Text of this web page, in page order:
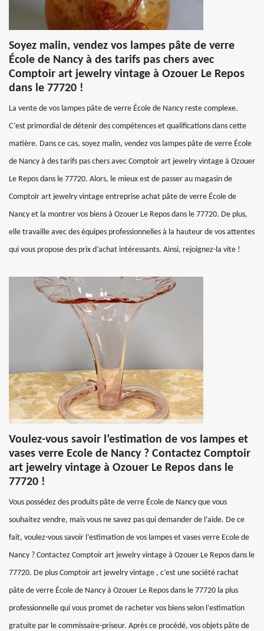
Soyez malin, vendez vos lampes pâte de verre
École de Nancy à des tarifs pas chers avec
Comptoir art jewelry vintage à Ozouer Le Repos
dans le 77720 !
La vente de vos lampes pâte de verre École de Nancy reste complexe.
C’est primordial de détenir des compétences et qualifications dans cette
matière. Dans ce cas, soyez malin, vendez vos lampes pâte de verre École
de Nancy à des tarifs pas chers avec Comptoir art jewelry vintage à Ozouer
Le Repos dans le 77720. Alors, le mieux est de passer au magasin de
Comptoir art jewelry vintage entreprise achat pâte de verre École de
Nancy et la montrer vos biens à Ozouer Le Repos dans le 77720. De plus,
elle travaille avec des équipes professionnelles à la hauteur de vos attentes
qui vous propose des prix d’achat intéressants. Ainsi, rejoignez-la vite !
Voulez-vous savoir l’estimation de vos lampes et
vases verre Ecole de Nancy ? Contactez Comptoir
art jewelry vintage à Ozouer Le Repos dans le
77720 !
Vous possédez des produits pâte de verre École de Nancy que vous
souhaitez vendre, mais vous ne savez pas qui demander de l’aide. De ce
fait, voulez-vous savoir l’estimation de vos lampes et vases verre Ecole de
Nancy ? Contactez Comptoir art jewelry vintage à Ozouer Le Repos dans le
77720. De plus Comptoir art jewelry vintage , c’est une société rachat
pâte de verre École de Nancy à Ozouer Le Repos dans le 77720 la plus
professionnelle qui vous promet de racheter vos biens selon l’estimation
gratuite par le commissaire-priseur. Après ce procédé, vos objets pâte de